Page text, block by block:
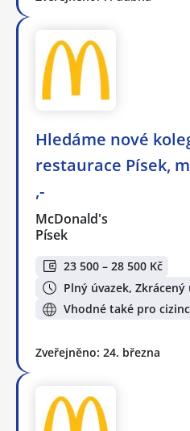
Hledáme nové
restaurace Písek,
,-
McDonald's
Písek
23 500 – 28 500 Kč
Plný úvazek, Zkrácený
Vhodné také pro
Zveřejněno: 24. března